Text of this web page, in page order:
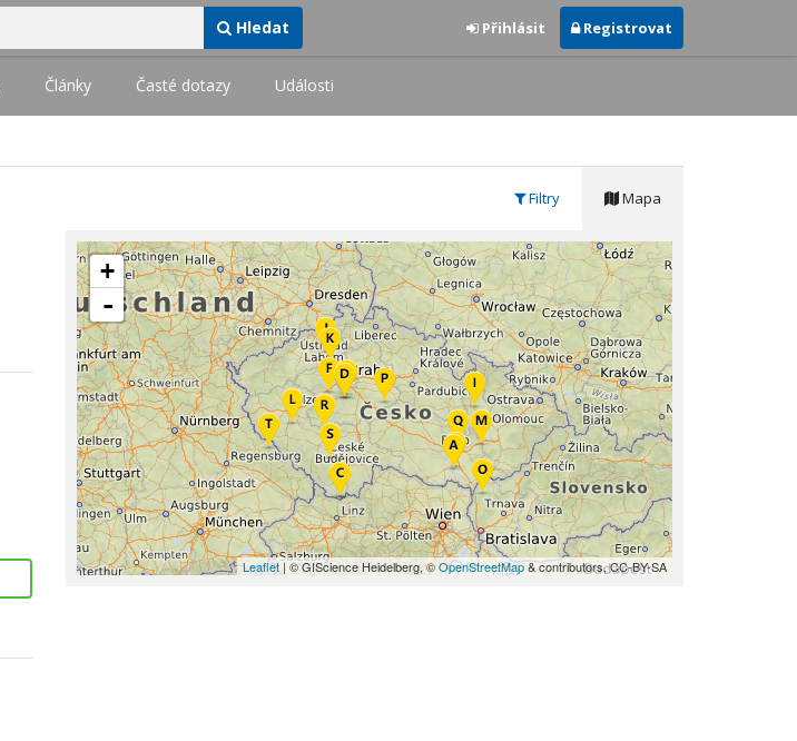
Hledat Přihlásit Registrovat
Články Časté dotazy Události
Mapa
Filtry
+
-
Leaflet| © GIScience Heidelberg, ©OpenStreetMap& contributors, CC-BY-SA